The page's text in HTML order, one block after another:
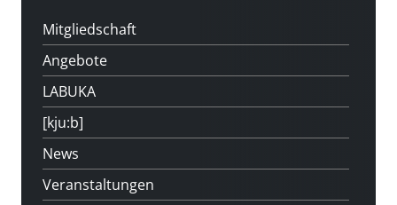
Mitgliedschaft
Angebote
LABUKA
[kju:b]
News
Veranstaltungen